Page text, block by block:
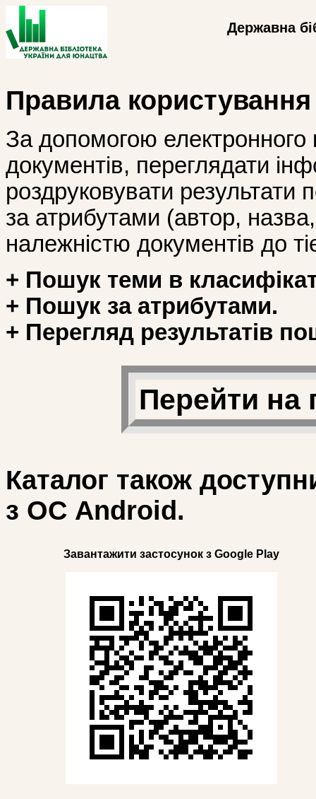
Державна
Правила
За допомогою
документів, переглядати
роздруковувати
за атрибутами (автор, назва,
належністю документів до
+ Пошук теми в
+ Пошук за атрибутами.
+ Перегляд результатів
Перейти на
Каталог також
з ОС Android.
Завантажити застосунок з Google Play